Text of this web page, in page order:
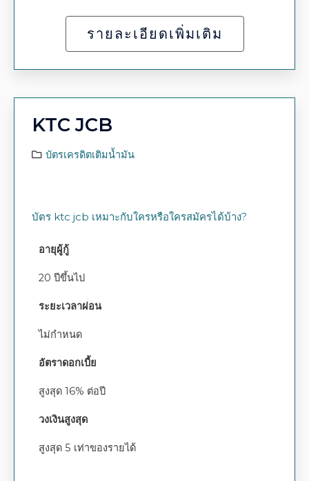
รายละเอียดเพิ่มเติม
KTC JCB
บัตรเครดิตเติมน้ำมัน
บัตร ktc jcb เหมาะกับใครหรือใครสมัครได้บ้าง?
อายุผู้กู้
20 ปีขึ้นไป
ระยะเวลาผ่อน
ไม่กำหนด
อัตราดอกเบี้ย
สูงสุด 16% ต่อปี
วงเงินสูงสุด
สูงสุด 5 เท่าของรายได้